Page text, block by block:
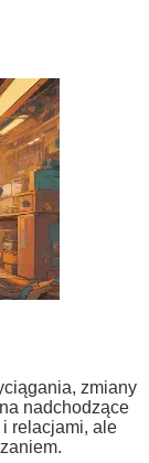
zmiany
nadchodzące
relacjami, ale